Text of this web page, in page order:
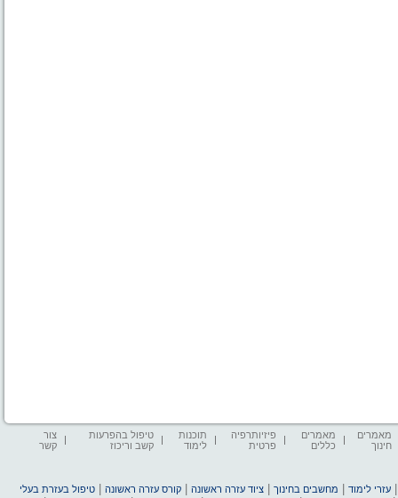
מאמרים
חינוך
מאמרים
כללים
פיזיותרפיה
פרטית
תוכנות
לימוד
טיפול בהפרעות
קשב וריכוז
צור
קשר
עזרי לימוד מחשבים בחינוך |ציוד עזרה ראשונה |קורס עזרה ראשונה |טיפול בעזרת בעלי